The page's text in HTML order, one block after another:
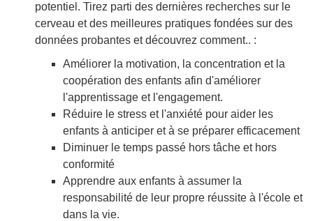
potentiel. Tirez parti des dernières recherches sur le
cerveau et des meilleures pratiques fondées sur des
données probantes et découvrez comment.. :
Améliorer la motivation, la concentration et la
coopération des enfants afin d'améliorer
l'apprentissage et l'engagement.
Réduire le stress et l'anxiété pour aider les
enfants à anticiper et à se préparer efficacement
Diminuer le temps passé hors tâche et hors
conformité
Apprendre aux enfants à assumer la
responsabilité de leur propre réussite à l'école et
dans la vie.